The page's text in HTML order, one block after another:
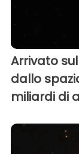
Arrivato
dallo
miliardi di